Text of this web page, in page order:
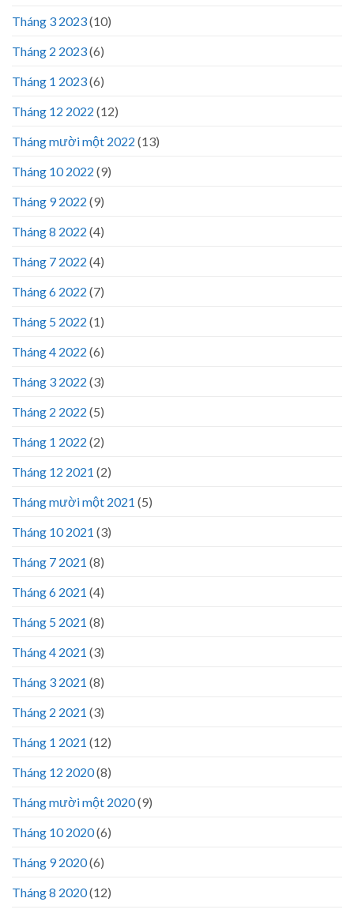
Tháng 3 2023(10)
Tháng 2 2023(6)
Tháng 1 2023(6)
Tháng 12 2022 (12)
Tháng mười một 2022 (13)
Tháng 10 2022 (9)
Tháng 9 2022 (9)
Tháng 8 2022 (4)
Tháng 7 2022 (4)
Tháng 6 2022 (7)
Tháng 5 2022 (1)
Tháng 4 2022 (6)
Tháng 3 2022 (3)
Tháng 2 2022 (5)
Tháng 1 2022 (2)
Tháng 12 2021 (2)
Tháng mười một 2021 (5)
Tháng 10 2021 (3)
Tháng 7 2021 (8)
Tháng 6 2021 (4)
Tháng 5 2021 (8)
Tháng 4 2021 (3)
Tháng 3 2021 (8)
Tháng 2 2021 (3)
Tháng 1 2021 (12)
Tháng 12 2020(8)
Tháng mười một 2020(9)
Tháng 10 2020(6)
Tháng 9 2020(6)
Tháng 8 2020(12)